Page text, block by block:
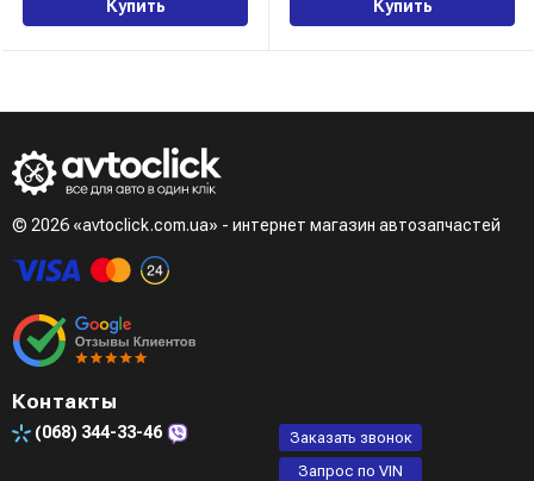
Купить Купить
© 2026 «avtoclick.com.ua» - интернет магазин автозапчастей
Контакты
(068) 344-33-46
Заказать звонок
Запрос по VIN